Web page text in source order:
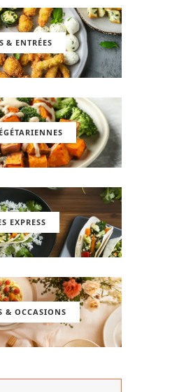
& ENTRÉES
EXPRESS
& OCCASIONS